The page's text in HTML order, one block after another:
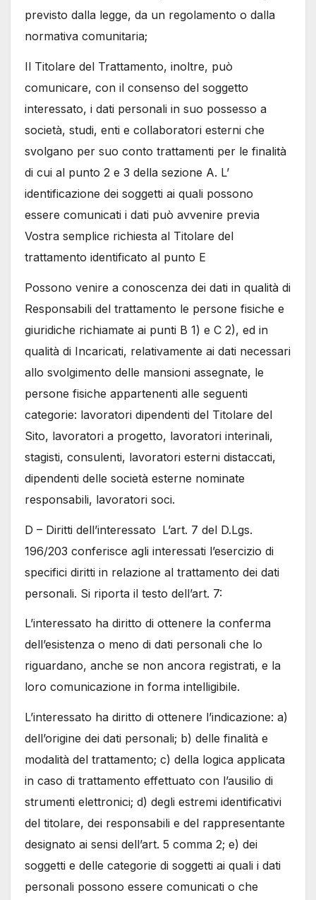
previsto dalla legge, da un regolamento o dalla
normativa comunitaria;
Il Titolare del Trattamento, inoltre, può
comunicare, con il consenso del soggetto
interessato, i dati personali in suo possesso a
società, studi, enti e collaboratori esterni che
svolgano per suo conto trattamenti per le finalità
di cui al punto 2 e 3 della sezione A. L’
identificazione dei soggetti ai quali possono
essere comunicati i dati può avvenire previa
Vostra semplice richiesta al Titolare del
trattamento identificato al punto E
Possono venire a conoscenza dei dati in qualità di
Responsabili del trattamento le persone fisiche e
giuridiche richiamate ai punti B 1) e C 2), ed in
qualità di Incaricati, relativamente ai dati necessari
allo svolgimento delle mansioni assegnate, le
persone fisiche appartenenti alle seguenti
categorie: lavoratori dipendenti del Titolare del
Sito, lavoratori a progetto, lavoratori interinali,
stagisti, consulenti, lavoratori esterni distaccati,
dipendenti delle società esterne nominate
responsabili, lavoratori soci.
D – Diritti dell’interessato L’art. 7 del D.Lgs.
196/203 conferisce agli interessati l’esercizio di
specifici diritti in relazione al trattamento dei dati
personali. Si riporta il testo dell’art. 7:
L’interessato ha diritto di ottenere la conferma
dell’esistenza o meno di dati personali che lo
riguardano, anche se non ancora registrati, e la
loro comunicazione in forma intelligibile.
L’interessato ha diritto di ottenere l’indicazione: a)
dell’origine dei dati personali; b) delle finalità e
modalità del trattamento; c) della logica applicata
in caso di trattamento effettuato con l’ausilio di
strumenti elettronici; d) degli estremi identificativi
del titolare, dei responsabili e del rappresentante
designato ai sensi dell’art. 5 comma 2; e) dei
soggetti e delle categorie di soggetti ai quali i dati
personali possono essere comunicati o che